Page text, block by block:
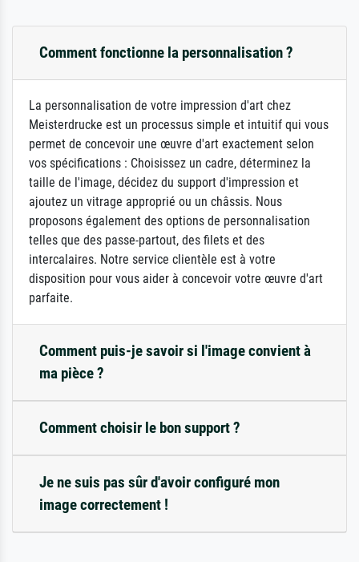
Comment fonctionne la personnalisation ?
La personnalisation de votre impression d'art chez
Meisterdrucke est un processus simple et intuitif qui vous
permet de concevoir une œuvre d'art exactement selon
vos spécifications : Choisissez un cadre, déterminez la
taille de l'image, décidez du support d'impression et
ajoutez un vitrage approprié ou un châssis. Nous
proposons également des options de personnalisation
telles que des passe-partout, des filets et des
intercalaires. Notre service clientèle est à votre
disposition pour vous aider à concevoir votre œuvre d'art
parfaite.
Comment puis-je savoir si l'image convient à
ma pièce ?
Comment choisir le bon support ?
Je ne suis pas sûr d'avoir configuré mon
image correctement !